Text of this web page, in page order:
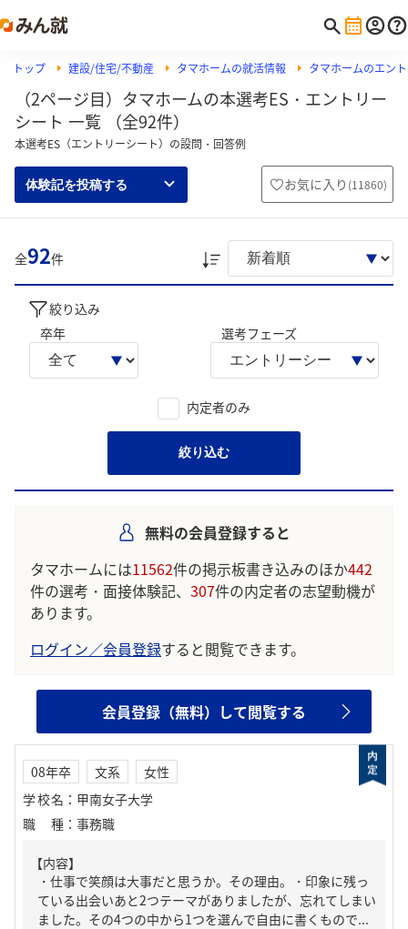
トップ 建設/住宅/不動産 タマホームの就活情報 タマホームのエン
（2ページ目）タマホームの本選考ES・エントリー
シート 一覧 （全92件）
本選考ES（エントリーシート）の設問・回答例
体験記を投稿する お気に入り (11860)
全92件
絞り込み
卒年
選考フェーズ
内定者のみ
絞り込む
無料の会員登録すると
タマホームには11562件の掲示板書き込みのほか442
件の選考・面接体験記、 307件の内定者の志望動機が
あります。
ログイン／会員登録すると閲覧できます。
会員登録（無料）して閲覧する
08年卒 文系
女性
学校名 ： 甲南女子大学
職種 ： 事務職
【内容】
・仕事で笑顔は大事だと思うか。その理由。・印象に残っ
ている出会いあと2つテーマがありましたが、忘れてしまい
ました。その4つの中から1つを選んで自由に書くもので...